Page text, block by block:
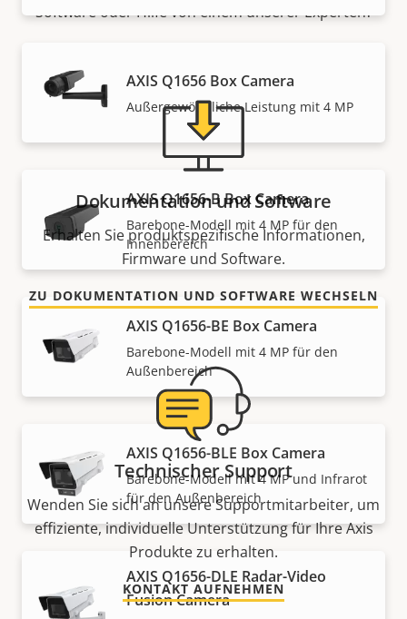
AXIS Q1656 Box Camera
Außergewöhnliche Leistung mit 4 MP
AXIS Q1656-B Box Camera
Barebone-Modell mit 4 MP für den
Innenbereich
AXIS Q1656-BE Box Camera
Barebone-Modell mit 4 MP für den
Außenbereich
AXIS Q1656-BLE Box Camera
Barebone-Modell mit 4 MP und Infrarot
für den Außenbereich
AXIS Q1656-DLE Radar-Video
Fusion Camera
Software oder Hilfe von einem unserer Experten?
Dokumentation und Software
Erhalten Sie produktspezifische Informationen,
Firmware und Software.
ZU DOKUMENTATION UND SOFTWARE WECHSELN
Technischer Support
Wenden Sie sich an unsere Supportmitarbeiter, um
effiziente, individuelle Unterstützung für Ihre Axis
Produkte zu erhalten.
KONTAKT AUFNEHMEN